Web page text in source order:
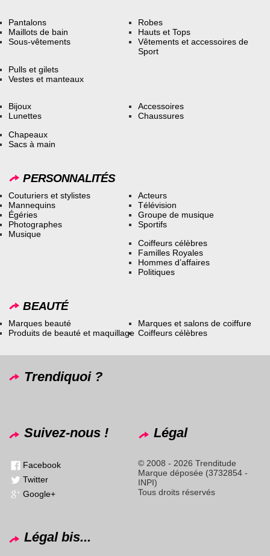
Pantalons
Maillots de bain
Sous-vêtements
Robes
Hauts et Tops
Vêtements et accessoires de
Sport
Pulls et gilets
Vestes et manteaux
Bijoux
Lunettes
Accessoires
Chaussures
Chapeaux
Sacs à main
PERSONNALITÉS
Couturiers et stylistes
Mannequins
Égéries
Photographes
Musique
Acteurs
Télévision
Groupe de musique
Sportifs
Coiffeurs célèbres
Familles Royales
Hommes d’affaires
Politiques
BEAUTÉ
Marques beauté
Produits de beauté et maquillage
Marques et salons de coiffure
Coiffeurs célèbres
Trendiquoi ?
Suivez-nous !
Facebook
Twitter
Google+
Légal
© 2008 - 2026 Trenditude
Marque déposée (3732854 -
INPI)
Tous droits réservés
Légal bis...